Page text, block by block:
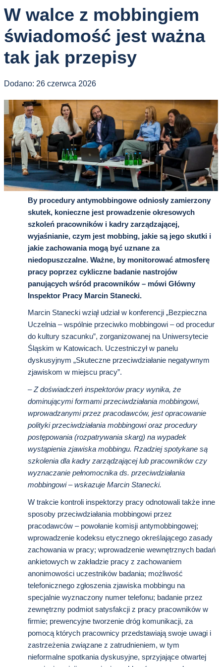
W walce z mobbingiem
świadomość jest ważna
tak jak przepisy
Dodano: 26 czerwca 2026
By procedury antymobbingowe odniosły zamierzony
skutek, konieczne jest prowadzenie okresowych
szkoleń pracowników i kadry zarządzającej,
wyjaśnianie, czym jest mobbing, jakie są jego skutki i
jakie zachowania mogą być uznane za
niedopuszczalne. Ważne, by monitorować atmosferę
pracy poprzez cykliczne badanie nastrojów
panujących wśród pracowników – mówi Główny
Inspektor Pracy Marcin Stanecki.
Marcin Stanecki wziął udział w konferencji „Bezpieczna
Uczelnia – wspólnie przeciwko mobbingowi – od procedur
do kultury szacunku”, zorganizowanej na Uniwersytecie
Śląskim w Katowicach. Uczestniczył w panelu
dyskusyjnym „Skuteczne przeciwdziałanie negatywnym
zjawiskom w miejscu pracy”.
– Z doświadczeń inspektorów pracy wynika, że
dominującymi formami przeciwdziałania mobbingowi,
wprowadzanymi przez pracodawców, jest opracowanie
polityki przeciwdziałania mobbingowi oraz procedury
postępowania (rozpatrywania skarg) na wypadek
wystąpienia zjawiska mobbingu. Rzadziej spotykane są
szkolenia dla kadry zarządzającej lub pracowników czy
wyznaczanie pełnomocnika ds. przeciwdziałania
mobbingowi – wskazuje Marcin Stanecki.
W trakcie kontroli inspektorzy pracy odnotowali także inne
sposoby przeciwdziałania mobbingowi przez
pracodawców – powołanie komisji antymobbingowej;
wprowadzenie kodeksu etycznego określającego zasady
zachowania w pracy; wprowadzenie wewnętrznych badań
ankietowych w zakładzie pracy z zachowaniem
anonimowości uczestników badania; możliwość
telefonicznego zgłoszenia zjawiska mobbingu na
specjalnie wyznaczony numer telefonu; badanie przez
zewnętrzny podmiot satysfakcji z pracy pracowników w
firmie; prewencyjne tworzenie dróg komunikacji, za
pomocą których pracownicy przedstawiają swoje uwagi i
zastrzeżenia związane z zatrudnieniem, w tym
nieformalne spotkania dyskusyjne, sprzyjające otwartej